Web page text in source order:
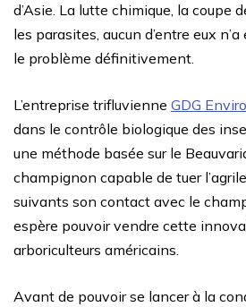
d’Asie. La lutte chimique, la coupe
les parasites, aucun d’entre eux
le problème définitivement.
L’entreprise trifluvienne GDG
dans le contrôle biologique des
une méthode basée sur le
champignon capable de tuer
suivants son contact avec le
espère pouvoir vendre cette
arboriculteurs américains.
Avant de pouvoir se lancer à la